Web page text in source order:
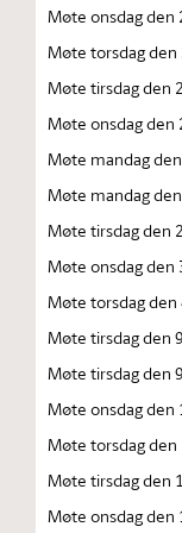
Møte onsdag den
Møte torsdag den
Møte tirsdag den
Møte onsdag den
Møte mandag
Møte mandag
Møte tirsdag den
Møte onsdag den
Møte torsdag den
Møte tirsdag den
Møte tirsdag den
Møte onsdag den
Møte torsdag den
Møte tirsdag den
Møte onsdag den